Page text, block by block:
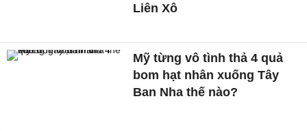
Liên Xô
Mỹ từng vô tình thả 4 quả
bom hạt nhân xuống Tây
Ban Nha thế nào?